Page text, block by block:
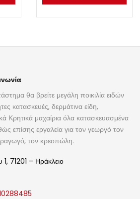
θα βρείτε μεγάλη ποικιλία ειδών
κατασκευές, δερμάτινα είδη,
Κρητικά μαχαίρια όλα κατασκευασμένα
επίσης εργαλεία για τον γεωργό τον
τον κρεοπώλη.
1, 71201 – Ηράκλειο